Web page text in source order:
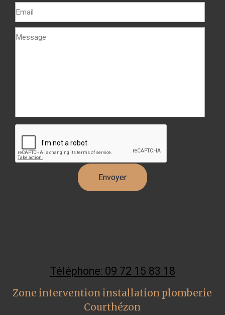
Téléphone: 09 72 15 83 18
Zone intervention installation plomberie
Courthézon